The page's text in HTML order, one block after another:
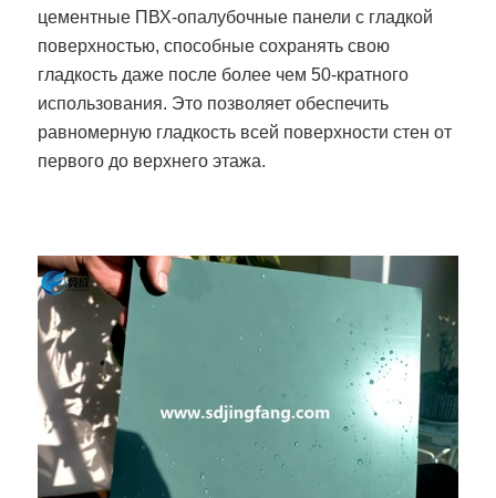
цементные ПВХ-опалубочные панели с гладкой
поверхностью, способные сохранять свою
гладкость даже после более чем 50-кратного
использования. Это позволяет обеспечить
равномерную гладкость всей поверхности стен от
первого до верхнего этажа.